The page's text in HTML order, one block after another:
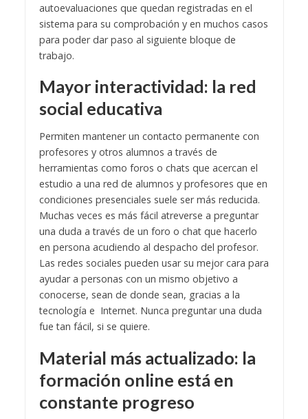
autoevaluaciones que quedan registradas en el
sistema para su comprobación y en muchos casos
para poder dar paso al siguiente bloque de
trabajo.
Mayor interactividad: la red
social educativa
Permiten mantener un contacto permanente con
profesores y otros alumnos a través de
herramientas como foros o chats que acercan el
estudio a una red de alumnos y profesores que en
condiciones presenciales suele ser más reducida.
Muchas veces es más fácil atreverse a preguntar
una duda a través de un foro o chat que hacerlo
en persona acudiendo al despacho del profesor.
Las redes sociales pueden usar su mejor cara para
ayudar a personas con un mismo objetivo a
conocerse, sean de donde sean, gracias a la
tecnología e Internet. Nunca preguntar una duda
fue tan fácil, si se quiere.
Material más actualizado: la
formación online está en
constante progreso